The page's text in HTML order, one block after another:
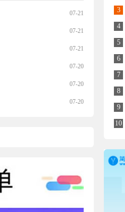
07-21
07-21
07-21
07-20
07-20
07-20
3
4
5
6
7
8
9
10